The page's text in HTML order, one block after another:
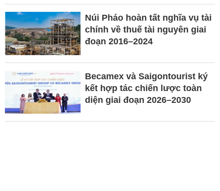
Núi Pháo hoàn tất nghĩa vụ tài
chính về thuế tài nguyên giai
đoạn 2016–2024
Becamex và Saigontourist ký
kết hợp tác chiến lược toàn
diện giai đoạn 2026–2030